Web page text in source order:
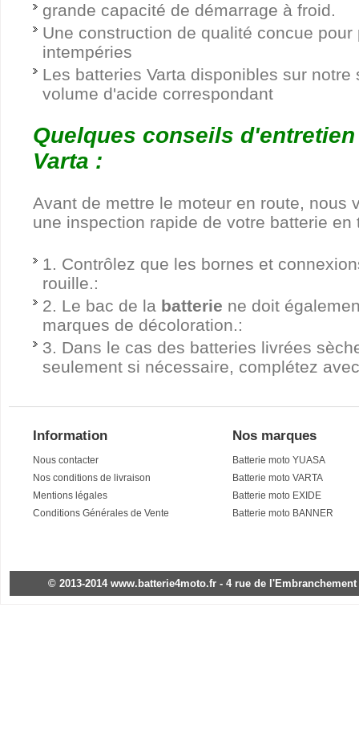
grande capacité de démarrage à froid.
Une construction de qualité concue
intempéries
Les batteries Varta disponibles sur
volume d'acide correspondant
Quelques conseils
Varta :
Avant de mettre le moteur en route, nous
une inspection rapide de votre batterie en
1. Contrôlez que les bornes et
rouille.:
2. Le bac de la batterie ne doit
marques de décoloration.:
3. Dans le cas des batteries livrées
seulement si nécessaire, complétez
Information
Nous contacter
Nos conditions de livraison
Mentions légales
Conditions Générales de Vente
Nos marques
Batterie moto YUASA
Batterie moto VARTA
Batterie moto EXIDE
Batterie moto BANNER
© 2013-2014 www.batterie4moto.fr - 4 rue de